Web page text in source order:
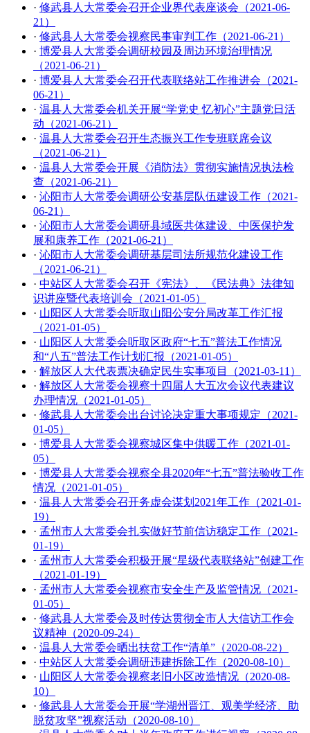
· 修武县人大常委会召开企业界代表座谈会（2021-06-
21）
· 修武县人大常委会视察民事审判工作（2021-06-21）
· 博爱县人大常委会调研校园及周边环境治理情况
（2021-06-21）
· 博爱县人大常委会召开代表联络站工作推进会（2021-
06-21）
· 温县人大常委会机关开展“学党史 忆初心”主题党日活
动（2021-06-21）
· 温县人大常委会召开生态振兴工作专班联席会议
（2021-06-21）
· 温县人大常委会开展《消防法》贯彻实施情况执法检
查（2021-06-21）
· 沁阳市人大常委会调研公安基层队伍建设工作（2021-
06-21）
· 沁阳市人大常委会调研县域医共体建设、中医保护发
展和康养工作（2021-06-21）
· 沁阳市人大常委会调研基层司法所规范化建设工作
（2021-06-21）
· 中站区人大常委会召开《宪法》、《民法典》法律知
识讲座暨代表培训会（2021-01-05）
· 山阳区人大常委会听取山阳公安分局改革工作汇报
（2021-01-05）
· 山阳区人大常委会听取区政府“七五”普法工作情况
和“八五”普法工作计划汇报（2021-01-05）
· 解放区人大代表票决确定民生实事项目（2021-03-11）
· 解放区人大常委会视察十四届人大五次会议代表建议
办理情况（2021-01-05）
· 修武县人大常委会出台讨论决定重大事项规定（2021-
01-05）
· 博爱县人大常委会视察城区集中供暖工作（2021-01-
05）
· 博爱县人大常委会视察全县2020年“七五”普法验收工作
情况（2021-01-05）
· 温县人大常委会召开务虚会谋划2021年工作（2021-01-
19）
· 孟州市人大常委会扎实做好节前信访稳定工作（2021-
01-19）
· 孟州市人大常委会积极开展“星级代表联络站”创建工作
（2021-01-19）
· 孟州市人大常委会视察市安全生产及监管情况（2021-
01-05）
· 修武县人大常委会及时传达贯彻全市人大信访工作会
议精神（2020-09-24）
· 温县人大常委会晒出扶贫工作“清单”（2020-08-22）
· 中站区人大常委会调研违建拆除工作（2020-08-10）
· 山阳区人大常委会视察老旧小区改造情况（2020-08-
10）
· 修武县人大常委会开展“学湖州晋江、观美学经济、助
脱贫攻坚”视察活动（2020-08-10）